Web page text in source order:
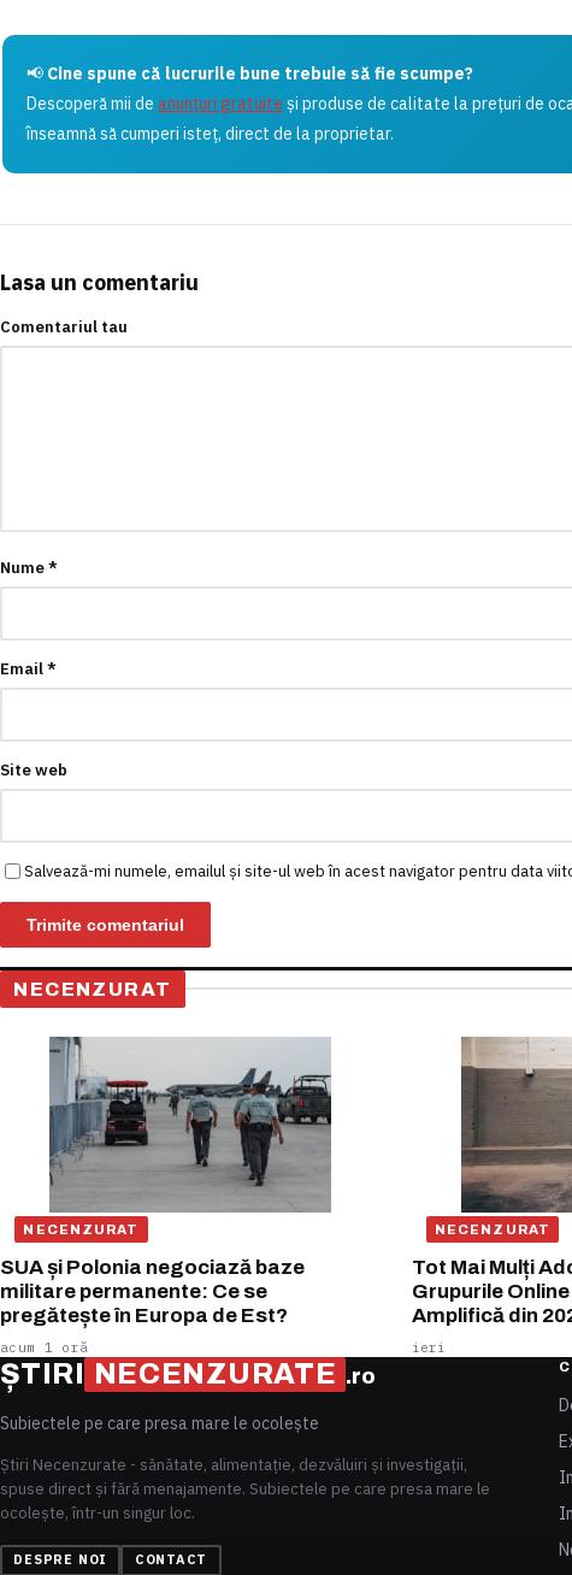
📢 Cine spune că lucrurile bune trebuie să fie scumpe?
Descoperă mii de anunțuri gratuite și produse de calitate la prețuri de
înseamnă să cumperi isteț, direct de la proprietar.
Lasa un comentariu
Comentariul tau
Nume*
Email*
Site web
Salvează-mi numele, emailul și site-ul web în acest navigator pentru data
NECENZURAT
NECENZURAT
SUA și Polonia negociază baze
militare permanente: Ce se
pregătește în Europa de Est?
acum 1 oră
NECENZURAT
Tot Mai Mulți
Grupurile
Amplifică din
ieri
ȘTIRI NECENZURATE .ro
Subiectele pe care presa mare le ocolește
Știri Necenzurate - sănătate, alimentație, dezvăluiri și investigații,
spuse direct și fără menajamente. Subiectele pe care presa mare le
ocolește, într-un singur loc.
DESPRE NOI CONTACT